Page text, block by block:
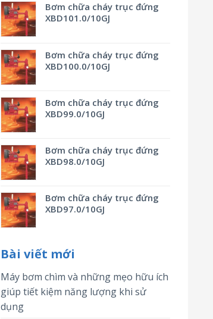
Bơm chữa cháy trục đứng
XBD101.0/10GJ
Bơm chữa cháy trục đứng
XBD100.0/10GJ
Bơm chữa cháy trục đứng
XBD99.0/10GJ
Bơm chữa cháy trục đứng
XBD98.0/10GJ
Bơm chữa cháy trục đứng
XBD97.0/10GJ
Bài viết mới
Máy bơm chìm và những mẹo hữu ích
giúp tiết kiệm năng lượng khi sử
dụng